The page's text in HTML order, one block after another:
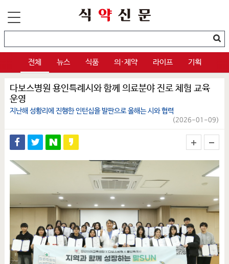
전체 뉴스 식품 의·제약 라이프 기획
다보스병원 용인특례시와 함께 의료분야 진로 체험 교육
운영
지난해 성황리에 진행한 인턴십을 발판으로 올해는 시와 협력
(2026-01-09)